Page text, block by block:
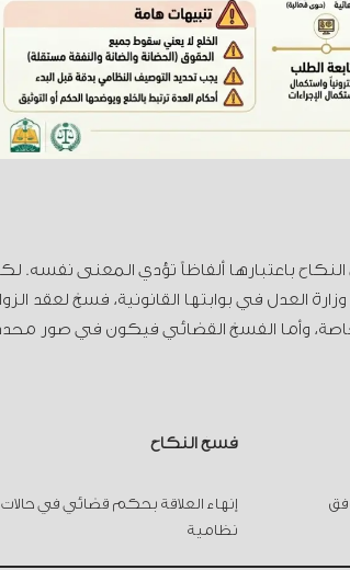
باعتبارها ألفاظاً تؤدي المعنى نفسه.
العدل في بوابتها القانونية، فسخ لعقد
وأما الفسخ القضائي فيكون في صور
فسخ النكاح
إنهاء العلاقة بحكم قضائي في حالات
نظامية